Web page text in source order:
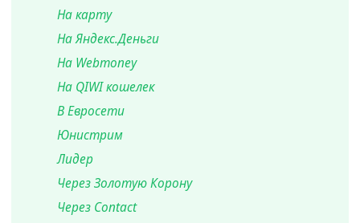
На карту
На Яндекс.Деньги
На Webmoney
На QIWI кошелек
В Евросети
Юнистрим
Лидер
Через Золотую Корону
Через Contact